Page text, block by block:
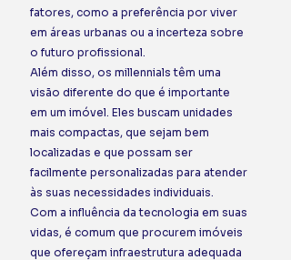
fatores, como a preferência por viver
em áreas urbanas ou a incerteza sobre
o futuro profissional.
Além disso, os millennials têm uma
visão diferente do que é importante
em um imóvel. Eles buscam unidades
mais compactas, que sejam bem
localizadas e que possam ser
facilmente personalizadas para atender
às suas necessidades individuais.
Com a influência da tecnologia em suas
vidas, é comum que procurem imóveis
que ofereçam infraestrutura adequada